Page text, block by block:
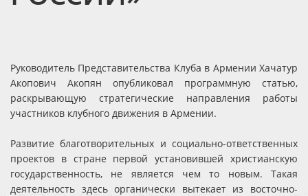
Руководитель Представительства Клуба в Армении Хачатур
Акопович Акопян опубликовал программную статью,
раскрывающую стратегические направления работы
участников клубного движения в Армении.
Развитие благотворительных и социально-ответственных
проектов в стране первой установившей христианскую
государственность, не является чем то новым. Такая
деятельность здесь органически вытекает из восточно-